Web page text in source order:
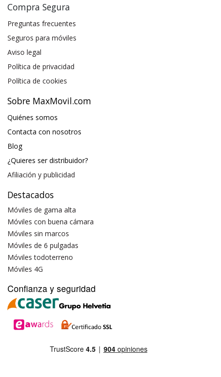
Compra Segura
Preguntas frecuentes
Seguros para móviles
Aviso legal
Política de privacidad
Política de cookies
Sobre MaxMovil.com
Quiénes somos
Contacta con nosotros
Blog
¿Quieres ser distribuidor?
Afiliación y publicidad
Destacados
Móviles de gama alta
Móviles con buena cámara
Móviles sin marcos
Móviles de 6 pulgadas
Móviles todoterreno
Móviles 4G
Confianza y seguridad